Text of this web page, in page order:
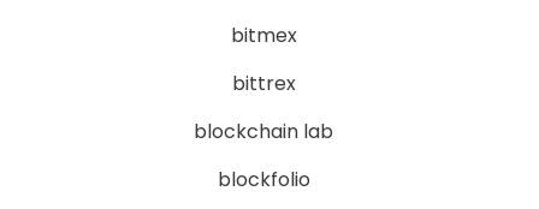
bitmex
bittrex
blockchain lab
blockfolio